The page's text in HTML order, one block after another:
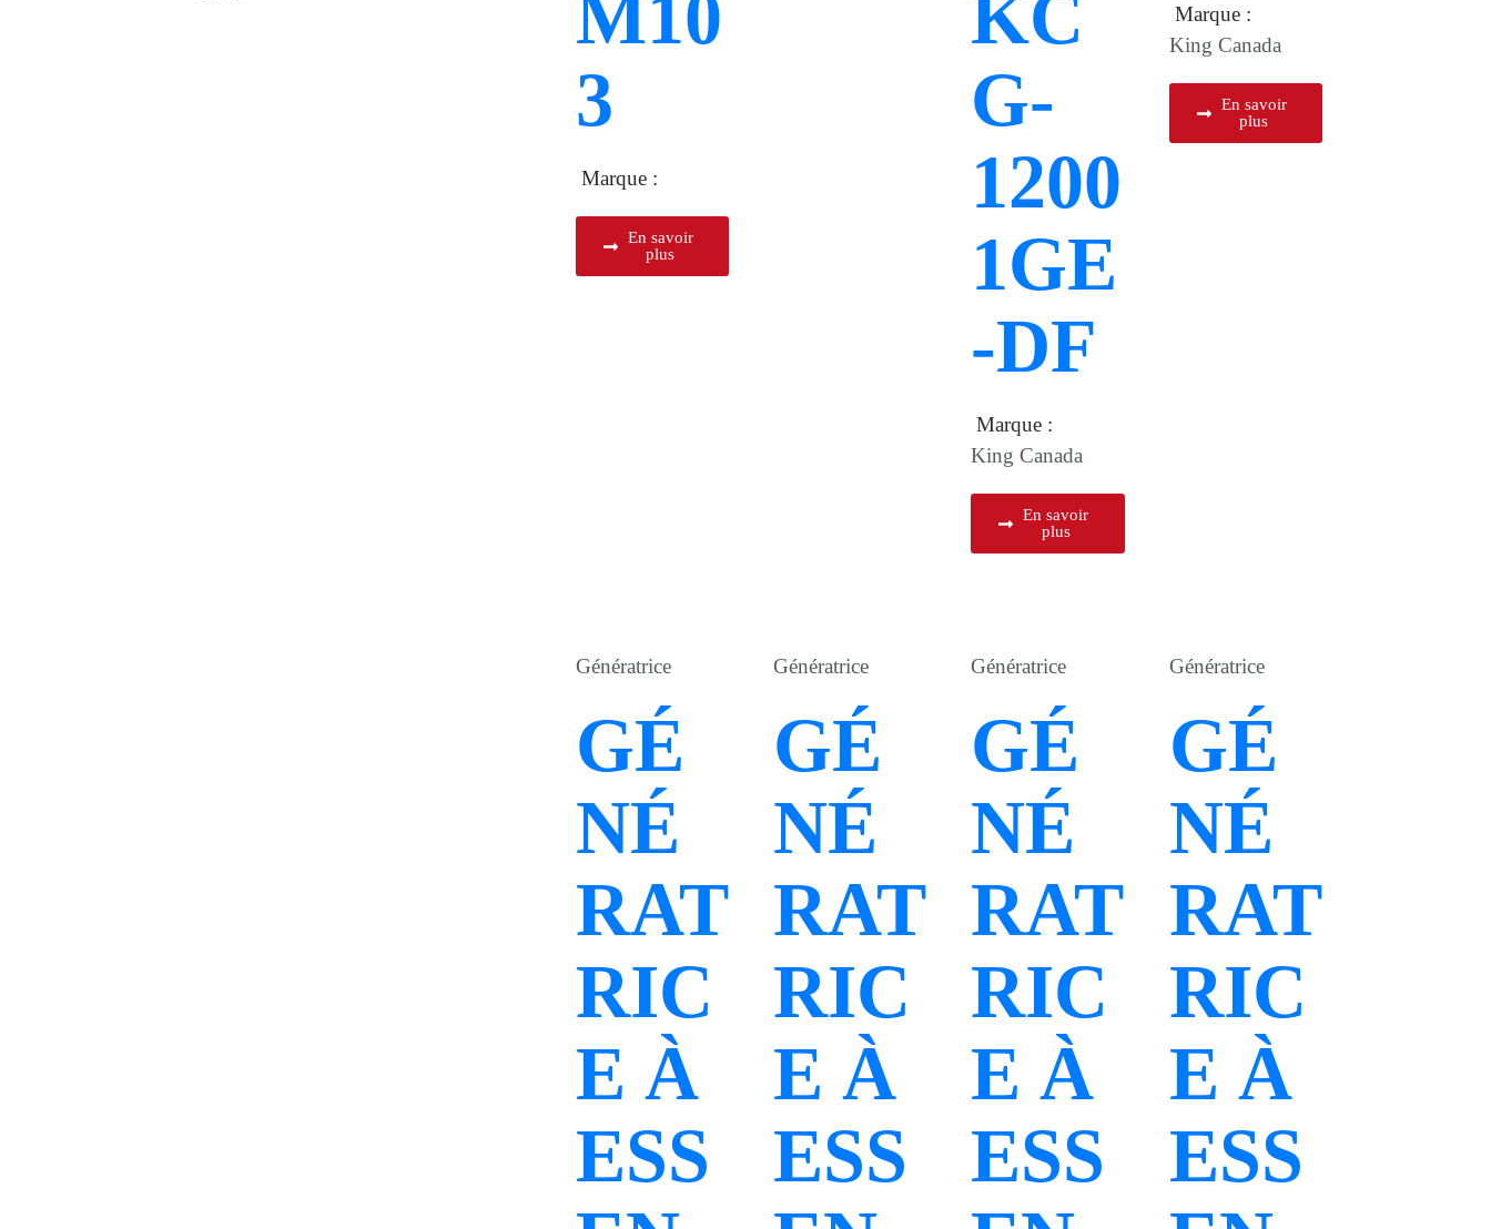
M10
3
Marque :
En savoir
plus
KC
G-
1200
1GE
-DF
Marque :
King Canada
En savoir
plus
Marque :
King Canada
En savoir
plus
Génératrice
GÉ
NÉ
RAT
RIC
E À
ESS
Génératrice
GÉ
NÉ
RAT
RIC
E À
ESS
Génératrice
GÉ
NÉ
RAT
RIC
E À
ESS
Génératrice
GÉ
NÉ
RAT
RIC
E À
ESS